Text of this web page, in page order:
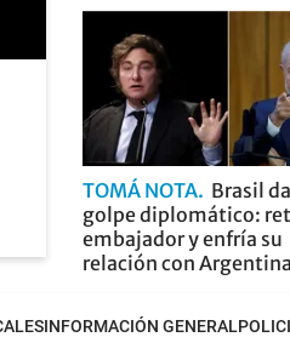
TOMÁ NOTA Brasil
golpe diplomático:
embajador y enfría su
relación con Argentina
INFORMACIÓN GENERAL